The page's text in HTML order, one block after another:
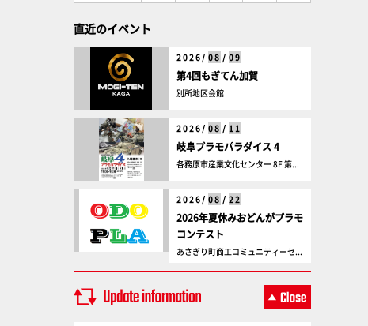
直近のイベント
2026/ 08 / 09
第4回もぎてん加賀
別所地区会館
2026/ 08 / 11
岐阜プラモパラダイス 4
各務原市産業文化センター 8F 第...
2026/ 08 / 22
2026年夏休みおどんがプラモ
コンテスト
あさぎり町商工コミュニティーセ...